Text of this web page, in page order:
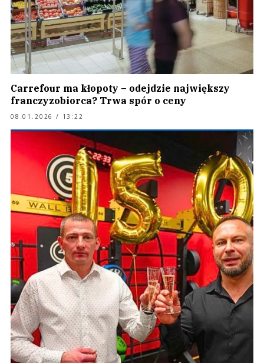
Carrefour ma kłopoty – odejdzie największy
franczyzobiorca? Trwa spór o ceny
08.01.2026 / 13:22